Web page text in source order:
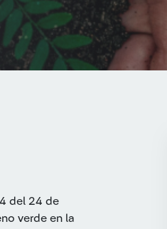
del 24 de
verde en la